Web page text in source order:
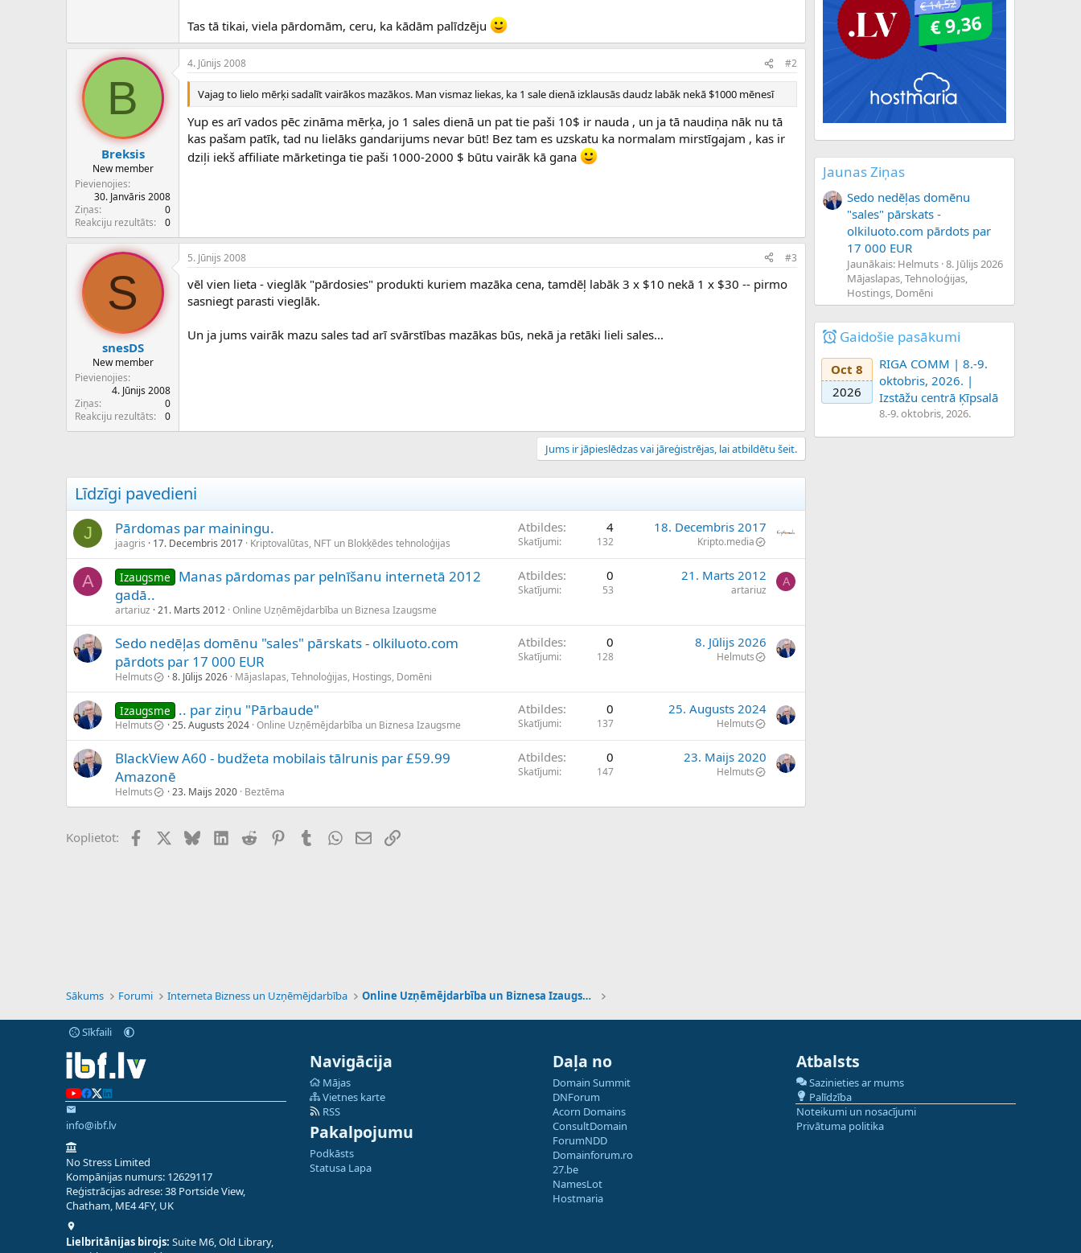
Tas tā tikai, viela pārdomām, ceru, ka kādām palīdzēju
B
Breksis
New member
Pievienojies
30. Janvāris 2008
Ziņas
0
Reakciju rezultāts
0
4. Jūnijs 2008 #2
Vajag to lielo mērķi sadalīt vairākos mazākos. Man vismaz liekas, ka 1 sale dienā izklausās daudz labāk nekā $1000 mēnesī
Yup es arī vados pēc zināma mērķa, jo 1 sales dienā un pat tie paši 10$ ir nauda , un ja tā naudiņa nāk nu tā
kas pašam patīk, tad nu lielāks gandarijums nevar būt! Bez tam es uzskatu ka normalam mirstīgajam , kas ir
dziļi iekš affiliate mārketinga tie paši 1000-2000 $ būtu vairāk kā gana
S
snesDS
New member
Pievienojies
4. Jūnijs 2008
Ziņas
0
Reakciju rezultāts
0
5. Jūnijs 2008 #3
vēl vien lieta - vieglāk "pārdosies" produkti kuriem mazāka cena, tamdēļ labāk 3 x $10 nekā 1 x $30 -- pirmo
sasniegt parasti vieglāk.
Un ja jums vairāk mazu sales tad arī svārstības mazākas būs, nekā ja retāki lieli sales...
Jums ir jāpieslēdzas vai jāreģistrējas, lai atbildētu šeit.
Līdzīgi pavedieni
J Pārdomas par mainingu.
jaagris 17. Decembris 2017 Kriptovalūtas, NFT un Blokķēdes tehnoloģijas
Atbildes 4
Skatījumi 132
18. Decembris 2017
Kripto.media
A Izaugsme
Manas pārdomas par pelnīšanu internetā 2012
gadā..
artariuz 21. Marts 2012 Online Uzņēmējdarbība un Biznesa Izaugsme
Atbildes 0
Skatījumi 53
21. Marts 2012
artariuz
A
Sedo nedēļas domēnu "sales" pārskats - olkiluoto.com
pārdots par 17 000 EUR
Helmuts 8. Jūlijs 2026 Mājaslapas, Tehnoloģijas, Hostings, Domēni
Atbildes 0
Skatījumi 128
8. Jūlijs 2026
Helmuts
Izaugsme .. par ziņu "Pārbaude"
Helmuts 25. Augusts 2024 Online Uzņēmējdarbība un Biznesa Izaugsme
Atbildes 0
Skatījumi 137
25. Augusts 2024
Helmuts
BlackView A60 - budžeta mobilais tālrunis par £59.99
Amazonē
Helmuts 23. Maijs 2020 Beztēma
Atbildes 0
Skatījumi 147
23. Maijs 2020
Helmuts
Koplietot: FacebookX (Twitter)
BlueskyLinkedIn
Reddit PinterestTumblrWhatsApp
E-pastsSaiti
Jaunas Ziņas
Sedo nedēļas domēnu
"sales" pārskats -
olkiluoto.com pārdots par
17 000 EUR
Jaunākais: Helmuts 8. Jūlijs 2026
Mājaslapas, Tehnoloģijas,
Hostings, Domēni
Gaidošie pasākumi
Oct 8
2026
RIGA COMM | 8.-9.
oktobris, 2026. |
Izstāžu centrā Ķīpsalā
8.-9. oktobris, 2026.
Sākums Forumi Interneta Bizness un Uzņēmējdarbība Online Uzņēmējdarbība un Biznesa Izaugsme
Sīkfaili
info@ibf.lv
No Stress Limited
Kompānijas numurs: 12629117
Reģistrācijas adrese: 38 Portside View,
Chatham, ME4 4FY, UK
Lielbritānijas birojs: Suite M6, Old Library,
Navigācija
Mājas
Vietnes karte
RSS
Pakalpojumu
Podkāsts
Statusa Lapa
Daļa no
Domain Summit
DNForum
Acorn Domains
ConsultDomain
ForumNDD
Domainforum.ro
27.be
NamesLot
Hostmaria
Atbalsts
Sazinieties ar mums
Palīdzība
Noteikumi un nosacījumi
Privātuma politika